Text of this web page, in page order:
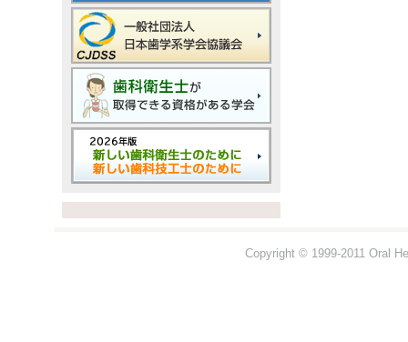
Copyright © 1999-2011 Oral